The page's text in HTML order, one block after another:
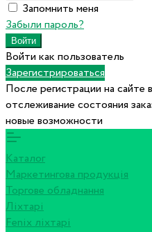
Запомнить меня
Забыли пароль?
Войти как пользователь
Зарегистрироваться
После регистрации на сайте
отслеживание состояния
новые возможности
Каталог
Маркетингова продукція
Торгове обладнання
Ліхтарі
Fenix ліхтарі